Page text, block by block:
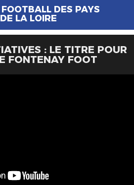
FOOTBALL DES PAYS
DE LA LOIRE
: LE TITRE POUR
FONTENAY FOOT